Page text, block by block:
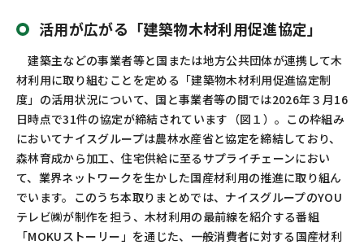
活用が広がる「建築物木材利用促進協定」
建築主などの事業者等と国または地方公共団体が連携して木
材利用に取り組むことを定める「建築物木材利用促進協定制
度」の活用状況について、国と事業者等の間では2026年３月16
日時点で31件の協定が締結されています（図１）。この枠組み
においてナイスグループは農林水産省と協定を締結しており、
森林育成から加工、住宅供給に至るサプライチェーンにおい
て、業界ネットワークを生かした国産材利用の推進に取り組ん
でいます。このうち本取りまとめでは、ナイスグループのYOU
テレビ㈱が制作を担う、木材利用の最前線を紹介する番組
「MOKUストーリー」を通じた、一般消費者に対する国産材利